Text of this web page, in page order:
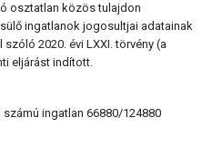
osztatlan közös tulajdon
ingatlanok jogosultjai adatainak
2020. évi LXXI. törvény (a
eljárást indított.
számú ingatlan 66880/124880